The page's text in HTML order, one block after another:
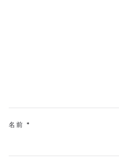
名前 *